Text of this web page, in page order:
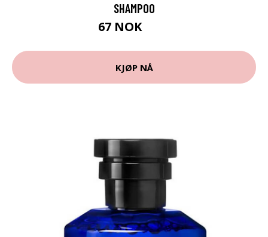
SHAMPOO
67 NOK
KJØP NÅ